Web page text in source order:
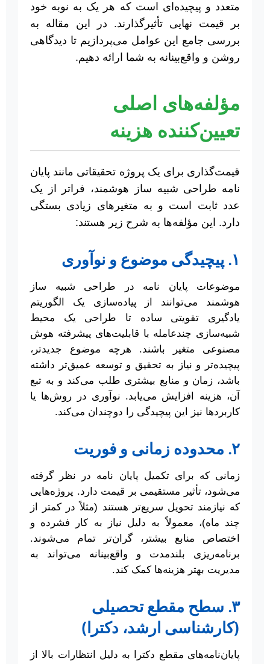
متعدد و پیچیده‌ای است که هر یک به نوبه خود
بر قیمت نهایی تأثیرگذارند. در این مقاله به
بررسی جامع این عوامل می‌پردازیم تا دیدگاهی
روشن و واقع‌بینانه به شما ارائه دهیم.
مؤلفه‌های اصلی
تعیین‌کننده هزینه
قیمت‌گذاری برای یک پروژه تحقیقاتی مانند پایان
نامه طراحی شبیه ساز هوشمند، فراتر از یک
عدد ثابت است و به متغیرهای زیادی بستگی
دارد. این مؤلفه‌ها به شرح زیر هستند:
۱. پیچیدگی موضوع و نوآوری
موضوعات پایان نامه در طراحی شبیه ساز
هوشمند می‌توانند از پیاده‌سازی یک الگوریتم
یادگیری تقویتی ساده تا طراحی یک محیط
شبیه‌سازی چندعامله با قابلیت‌های پیشرفته هوش
مصنوعی متغیر باشند. هرچه موضوع جدیدتر،
پیچیده‌تر و نیاز به تحقیق و توسعه عمیق‌تر داشته
باشد، زمان و منابع بیشتری طلب می‌کند و به تبع
آن، هزینه افزایش می‌یابد. نوآوری در روش‌ها یا
کاربردها نیز این پیچیدگی را دوچندان می‌کند.
۲. محدوده زمانی و فوریت
زمانی که برای تکمیل پایان نامه در نظر گرفته
می‌شود، تأثیر مستقیمی بر قیمت دارد. پروژه‌هایی
که نیازمند تحویل سریع‌تر هستند (مثلاً در کمتر از
چند ماه)، معمولاً به دلیل نیاز به کار فشرده و
اختصاص منابع بیشتر، گران‌تر تمام می‌شوند.
برنامه‌ریزی بلندمدت و واقع‌بینانه می‌تواند به
مدیریت بهتر هزینه‌ها کمک کند.
۳. سطح مقطع تحصیلی
(کارشناسی ارشد، دکترا)
پایان‌نامه‌های مقطع دکترا به دلیل انتظارات بالا از